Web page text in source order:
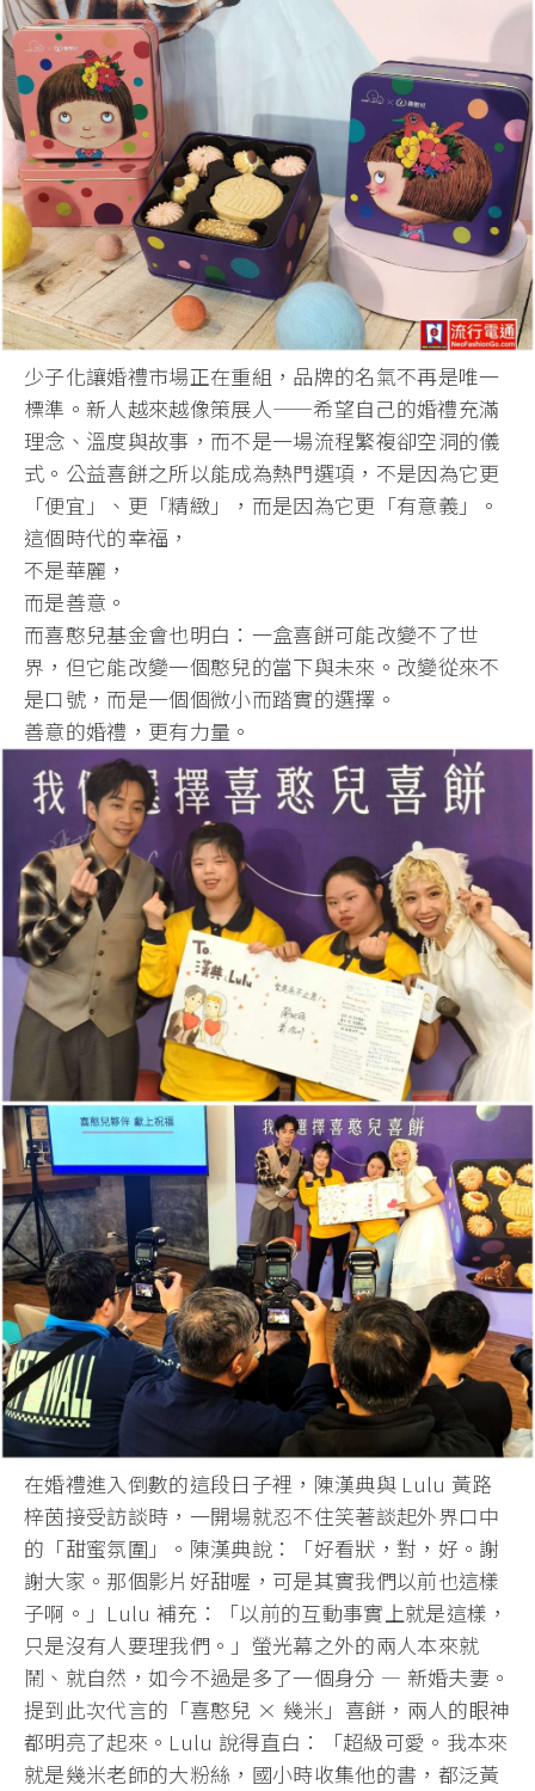
少子化讓婚禮市場正在重組，品牌的名氣不再是唯一
標準。 新人越來越像策展人——希望自己的婚禮充滿
理念、溫度與故事， 而不是一場流程繁複卻空洞的儀
式。 公益喜餅之所以能成為熱門選項，不是因為它更
「便宜」、更「精緻」，而是因為它更「有意義」。
這個時代的幸福，
不是華麗，
而是善意。
而喜憨兒基金會也明白：一盒喜餅可能改變不了世
界， 但它能改變一個憨兒的當下與未來。改變從來不
是口號， 而是一個個微小而踏實的選擇。
善意的婚禮，更有力量。
在婚禮進入倒數的這段日子裡，陳漢典與 Lulu 黃路
梓茵接受訪談時，一開場就忍不住笑著談起外界口中
的「甜蜜氛圍」。陳漢典說：「好看狀，對，好。謝
謝大家。 那個影片好甜喔，可是其實我們以前也這樣
子啊。」Lulu 補充：「以前的互動事實上就是這樣，
只是沒有人要理我們。」 螢光幕之外的兩人本來就
鬧、就自然，如今不過是多了一個身分 — 新婚夫妻。
提到此次代言的「喜憨兒 × 幾米」喜餅，兩人的眼神
都明亮了起來。Lulu 說得直白：「超級可愛。我本來
就是幾米老師的大粉絲， 國小時收集他的書，都泛黃